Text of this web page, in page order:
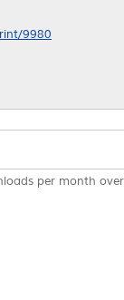
9980
per month